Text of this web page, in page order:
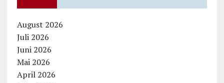
August 2026
Juli 2026
Juni 2026
Mai 2026
April 2026